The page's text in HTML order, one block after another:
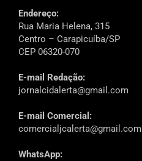
Endereço:
Rua Maria Helena, 315
Centro – Carapicuíba/SP
CEP 06320-070
E-mail Redação:
jornalcidalerta@gmail.com
E-mail Comercial:
comercialjcalerta@gmail.com
WhatsApp: